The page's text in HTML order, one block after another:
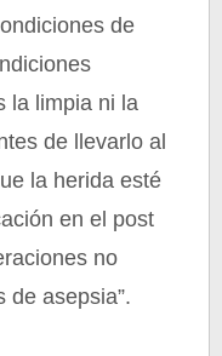
de
la limpia ni la
de llevarlo al
la herida esté
en el post
no
de asepsia”.